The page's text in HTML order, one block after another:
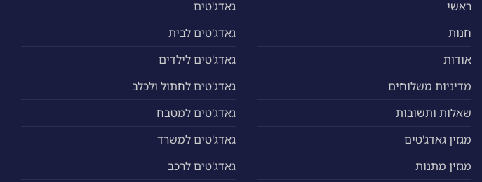
ראשי
חנות
אודות
מדיניות משלוחים
שאלות ותשובות
מגזין גאדג'טים
מגזין מתנות
גאדג'טים
גאדג'טים לבית
גאדג'טים לילדים
גאדג'טים לחתול ולכלב
גאדג'טים למטבח
גאדג'טים למשרד
גאדג'טים לרכב